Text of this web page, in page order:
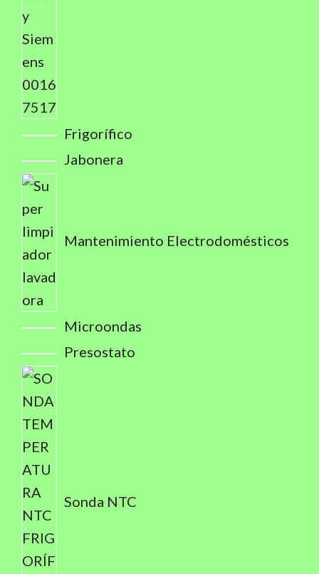
Frigorífico
Jabonera
Mantenimiento Electrodomésticos
Microondas
Presostato
Sonda NTC